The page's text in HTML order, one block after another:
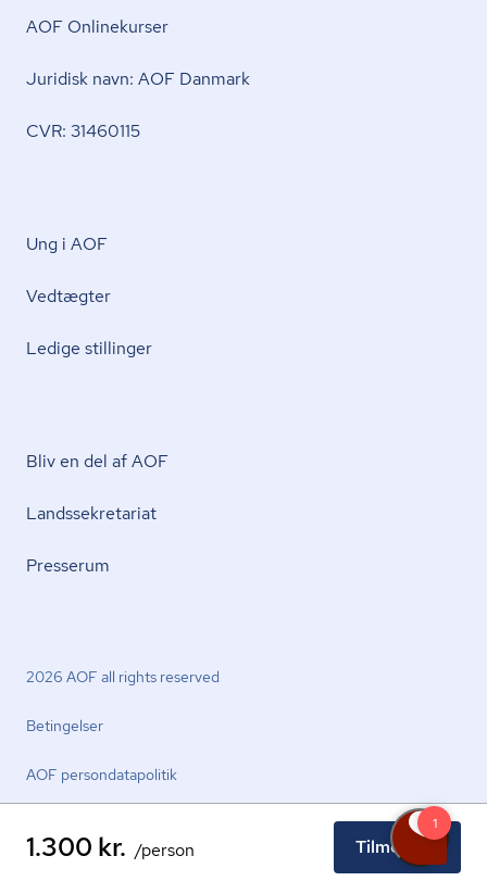
1.300 kr. /person Tilmeld nu
AOF Onlinekurser
Juridisk navn: AOF Danmark
CVR: 31460115
Ung i AOF
Vedtægter
Ledige stillinger
Bliv en del af AOF
Lands­se­kre­ta­ri­at
Presserum
2026 AOF all rights reserved
Betingelser
AOF per­son­da­ta­po­li­tik
facebook.comyoutube.comlinkedin.com